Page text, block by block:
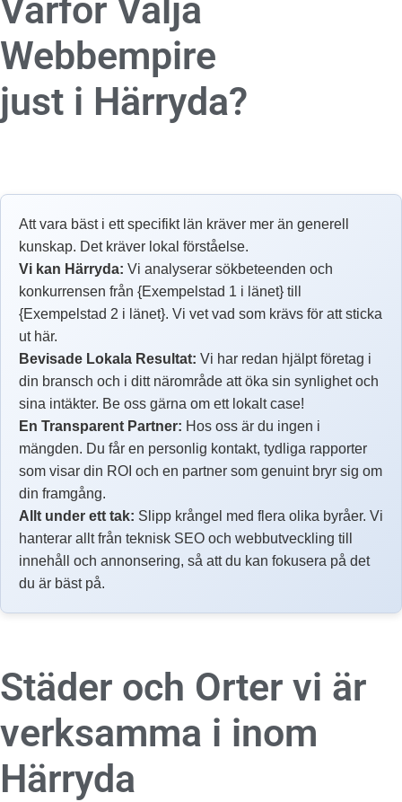
Varför Välja
Webbempire
just i Härryda?
Att vara bäst i ett specifikt län kräver mer än generell
kunskap. Det kräver lokal förståelse.
Vi kan Härryda: Vi analyserar sökbeteenden och
konkurrensen från {Exempelstad 1 i länet} till
{Exempelstad 2 i länet}. Vi vet vad som krävs för att sticka
ut här.
Bevisade Lokala Resultat: Vi har redan hjälpt företag i
din bransch och i ditt närområde att öka sin synlighet och
sina intäkter. Be oss gärna om ett lokalt case!
En Transparent Partner: Hos oss är du ingen i
mängden. Du får en personlig kontakt, tydliga rapporter
som visar din ROI och en partner som genuint bryr sig om
din framgång.
Allt under ett tak: Slipp krångel med flera olika byråer. Vi
hanterar allt från teknisk SEO och webbutveckling till
innehåll och annonsering, så att du kan fokusera på det
du är bäst på.
Städer och Orter vi är
verksamma i inom
Härryda